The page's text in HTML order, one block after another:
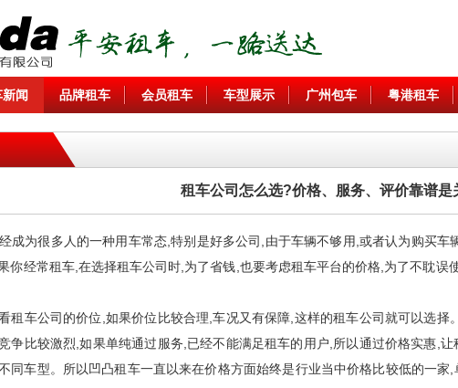
闻 品牌租车 会员租车 车型展示 广州包车 粤港租车
租车公司怎么选?价格、服务、评价靠谱是
为很多人的一种用车常态,特别是好多公司,由于车辆不够用,或者认为购买车
你经常租车,在选择租车公司时,为了省钱,也要考虑租车平台的价格,为了不耽误
租车公司的价位,如果价位比较合理,车况又有保障,这样的租车公司就可以选择
争比较激烈,如果单纯通过服务,已经不能满足租车的用户,所以通过价格实惠,
同车型。所以凹凸租车一直以来在价格方面始终是行业当中价格比较低的一